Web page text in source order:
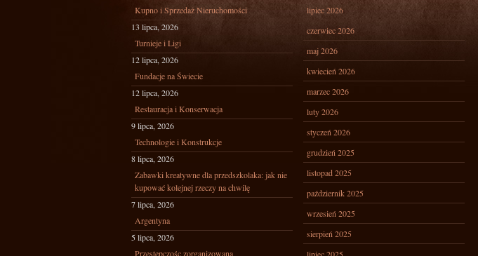
Kupno i Sprzedaż Nieruchomości
13 lipca, 2026
Turnieje i Ligi
12 lipca, 2026
Fundacje na Świecie
12 lipca, 2026
Restauracja i Konserwacja
9 lipca, 2026
Technologie i Konstrukcje
8 lipca, 2026
Zabawki kreatywne dla przedszkolaka: jak nie
kupować kolejnej rzeczy na chwilę
7 lipca, 2026
Argentyna
5 lipca, 2026
Przestępczośc zorganizowana
lipiec 2026
czerwiec 2026
maj 2026
kwiecień 2026
marzec 2026
luty 2026
styczeń 2026
grudzień 2025
listopad 2025
październik 2025
wrzesień 2025
sierpień 2025